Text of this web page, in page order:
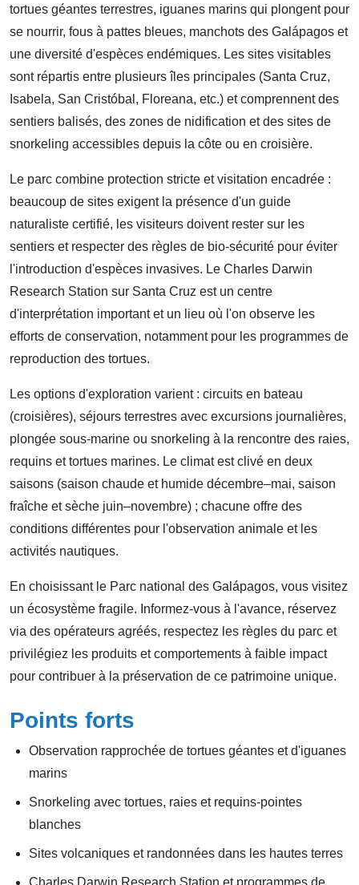
tortues géantes terrestres, iguanes marins qui plongent pour
se nourrir, fous à pattes bleues, manchots des Galápagos et
une diversité d'espèces endémiques. Les sites visitables
sont répartis entre plusieurs îles principales (Santa Cruz,
Isabela, San Cristóbal, Floreana, etc.) et comprennent des
sentiers balisés, des zones de nidification et des sites de
snorkeling accessibles depuis la côte ou en croisière.
Le parc combine protection stricte et visitation encadrée :
beaucoup de sites exigent la présence d'un guide
naturaliste certifié, les visiteurs doivent rester sur les
sentiers et respecter des règles de bio-sécurité pour éviter
l'introduction d'espèces invasives. Le Charles Darwin
Research Station sur Santa Cruz est un centre
d'interprétation important et un lieu où l'on observe les
efforts de conservation, notamment pour les programmes de
reproduction des tortues.
Les options d'exploration varient : circuits en bateau
(croisières), séjours terrestres avec excursions journalières,
plongée sous-marine ou snorkeling à la rencontre des raies,
requins et tortues marines. Le climat est clivé en deux
saisons (saison chaude et humide décembre–mai, saison
fraîche et sèche juin–novembre) ; chacune offre des
conditions différentes pour l'observation animale et les
activités nautiques.
En choisissant le Parc national des Galápagos, vous visitez
un écosystème fragile. Informez-vous à l'avance, réservez
via des opérateurs agréés, respectez les règles du parc et
privilégiez les produits et comportements à faible impact
pour contribuer à la préservation de ce patrimoine unique.
Points forts
Observation rapprochée de tortues géantes et d'iguanes
marins
Snorkeling avec tortues, raies et requins-pointes
blanches
Sites volcaniques et randonnées dans les hautes terres